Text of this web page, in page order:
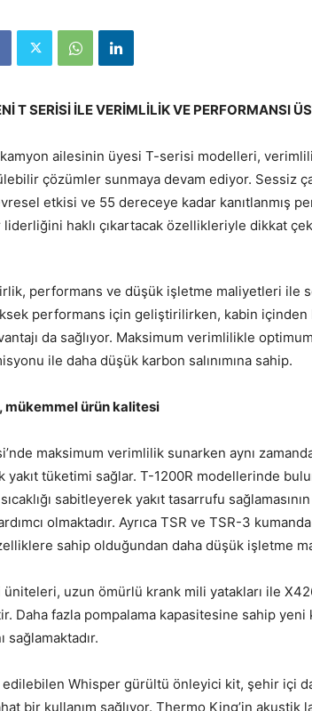
T SERİSİ İLE VERİMLİLİK VE PERFORMANSI
ailesinin üyesi T-serisi modelleri,
çözümler sunmaya devam ediyor. Sessiz
etkisi ve 55 dereceye kadar kanıtlanmış
liderliğini haklı çıkartacak özellikleriyle dikkat
performans ve düşük işletme maliyetleri ile
performans için geliştirilirken, kabin
da sağlıyor. Maksimum verimlilikle
ile daha düşük karbon salınımına sahip.
mükemmel ürün kalitesi
maksimum verimlilik sunarken aynı
yakıt tüketimi sağlar. T-1200R modellerinde
sabitleyerek yakıt tasarrufu
olmaktadır. Ayrıca TSR ve TSR-3
sahip olduğundan daha düşük işletme
uzun ömürlü krank mili yatakları ile
Daha fazla pompalama kapasitesine sahip
sağlamaktadır.
Whisper gürültü önleyici kit, şehir içi
bir kullanım sağlıyor. Thermo King’in akustik